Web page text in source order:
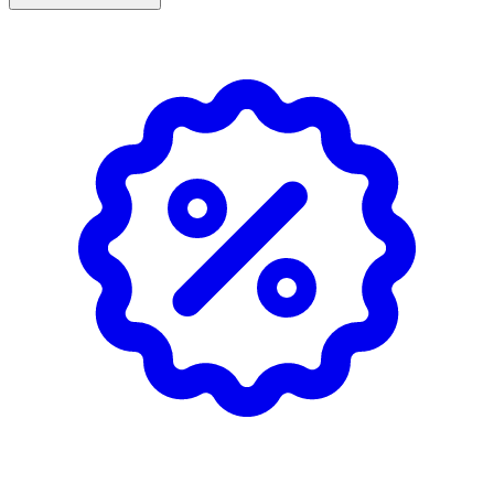
funktioner. Till exempel att minska trötthet och
utmattning, normal energiomsättning och muskeltillväxt,
till nervsystemets normala funktion och till att bibehålla
normal benstomme och normala tänder.
Användning & Dosering
- Vuxna: Blanda ¼ tsk i kall vätska 1 gång per dag eller
enligt rekommendation.
- Rekommenderad dos bör ej överskridas.
- Kosttillskott bör ej användas som alternativ till en
- Förvaras torrt och utom räckhåll för små barn.